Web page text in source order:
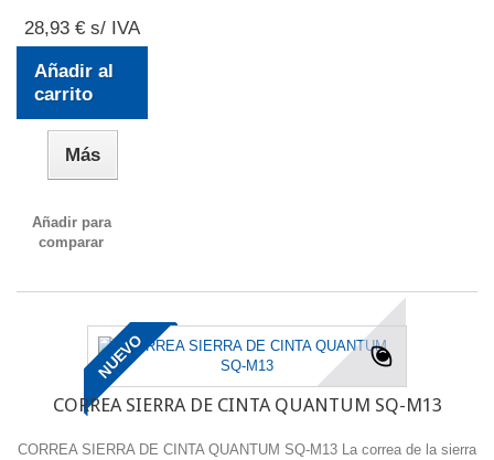
28,93 € s/ IVA
Añadir al
carrito
Más
Añadir para
comparar
NUEVO
CORREA SIERRA DE CINTA QUANTUM SQ-M13
CORREA SIERRA DE CINTA QUANTUM SQ-M13 La correa de la sierra